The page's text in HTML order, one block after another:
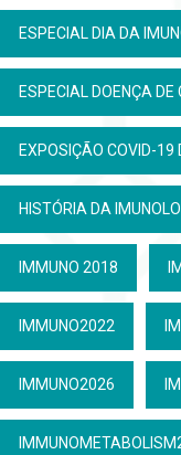
ESPECIAL DIA DA
ESPECIAL DOENÇA DE
EXPOSIÇÃO COVID-19
HISTÓRIA DA
IMMUNO 2018
IMMUNO2022
IMMUNO2026